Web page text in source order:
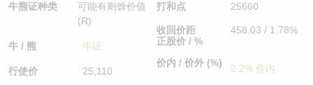
牛熊证种类
可能有剩馀价值
(R)
牛 / 熊 牛证
行使价 25,110
打和点 25660
收回价距
正股价 / %
458.03 / 1.78%
价内 / 价外 (%) 2.2% 价内